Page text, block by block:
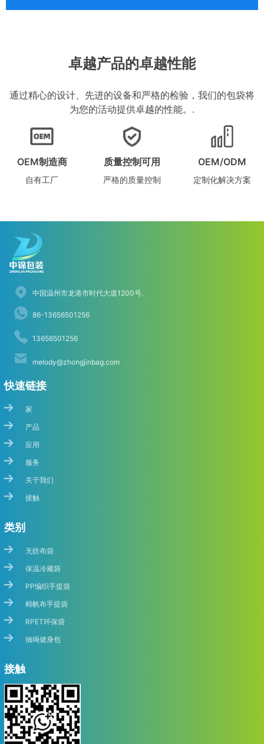
卓越产品的卓越性能
通过精心的设计、先进的设备和严格的检验，我们的包袋将
为您的活动提供卓越的性能。.
OEM制造商
自有工厂
质量控制可用
严格的质量控制
OEM/ODM
定制化解决方案
中国温州市龙港市时代大道1200号.
86-13656501256
13656501256
melody@zhongjinbag.com
快速链接
家
产品
应用
服务
关于我们
接触
类别
无纺布袋
保温冷藏袋
PP编织手提袋
棉帆布手提袋
RPET环保袋
抽绳健身包
接触